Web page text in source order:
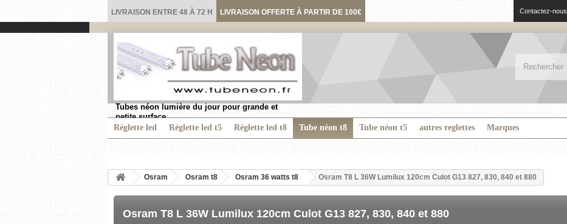
LIVRAISON ENTRE 48 À 72 H LIVRAISON OFFERTE À PARTIR DE 100€ Contactez-nous
Tubes néon lumière du jour pour grande et
petite surface.
Réglette led
Réglette led t5 Réglette led t8 Tube néon t8 Tube néon t5 autres reglettes
Marques
Osram Osram t8 Osram 36 watts t8 Osram T8 L 36W Lumilux 120cm Culot G13 827, 830, 840 et 880
Osram T8 L 36W Lumilux 120cm Culot G13 827, 830, 840 et 880